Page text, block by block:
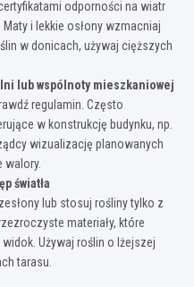
odporności na wiatr
i lekkie osłony wzmacniaj
w donicach, używaj cięższych
lub wspólnoty mieszkaniowej
regulamin. Często
w konstrukcję budynku, np.
wizualizację planowanych
walory.
światła
lub stosuj rośliny tylko z
materiały, które
Używaj roślin o lżejszej
tarasu.